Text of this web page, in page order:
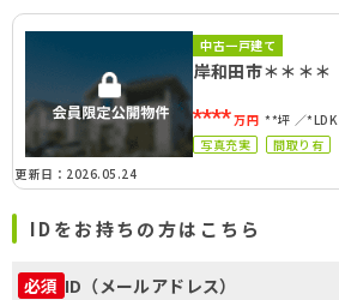
中古一戸建て
岸和田市＊＊＊＊
****万円 **坪
*LDK
写真充実
間取り有
更新日：2026.05.24
IDをお持ちの方はこちら
必須 ID（メールアドレス）